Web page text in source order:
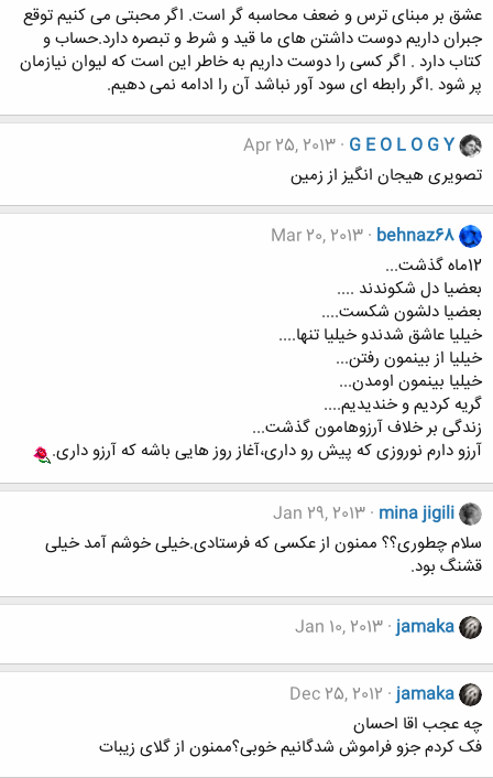
عشق بر مبنای ترس و ضعف محاسبه گر است. اگر محبتی می کنیم توقع
جبران داریم دوست داشتن های ما قید و شرط و تبصره دارد.حساب و
کتاب دارد . اگر کسی را دوست داریم به خاطر این است که لیوان نیازمان
پر شود .اگر رابطه ای سود آور نباشد آن را ادامه نمی دهیم.
G E O L O G Y
Apr 25, 2013
تصویری هیجان انگیز از زمین
behnaz68
Mar 20, 2013
12ماه گذشت...
بعضیا دل شکوندند ....
بعضیا دلشون شکست....
خیلیا عاشق شدندو خیلیا تنها....
خیلیا از بینمون رفتن...
خیلیا بینمون اومدن...
گریه کردیم و خندیدیم....
زندگی بر خلاف آرزوهامون گذشت...
آرزو دارم نوروزی که پیش رو داری،آغاز روز هایی باشه که آرزو داری.
mina jigili
Jan 29, 2013
سلام چطوری؟؟ ممنون از عکسی که فرستادی.خیلی خوشم آمد خیلی
قشنگ بود.
jamaka
Jan 10, 2013
jamaka
Dec 25, 2012
چه عجب اقا احسان
فک کردم جزو فراموش شدگانیم خوبی؟ممنون از گلای زیبات